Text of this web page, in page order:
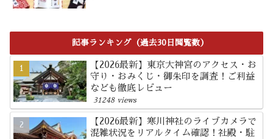
記事ランキング（過去30日閲覧数）
【2026最新】東京大神宮のアクセス・お
守り・おみくじ・御朱印を調査！ご利益
なども徹底レビュー
31248 views
【2026最新】寒川神社のライブカメラで
混雑状況をリアルタイム確認！社殿・駐